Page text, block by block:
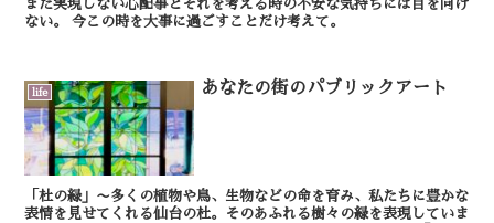
まだ実現しない心配事とそれを考える時の不安な気持ちには目を向け
ない。 今この時を大事に過ごすことだけ考えて。
life あなたの街のパブリックアート
「杜の緑」〜多くの植物や鳥、生物などの命を育み、私たちに豊かな
表情を見せてくれる仙台の杜。そのあふれる樹々の緑を表現していま